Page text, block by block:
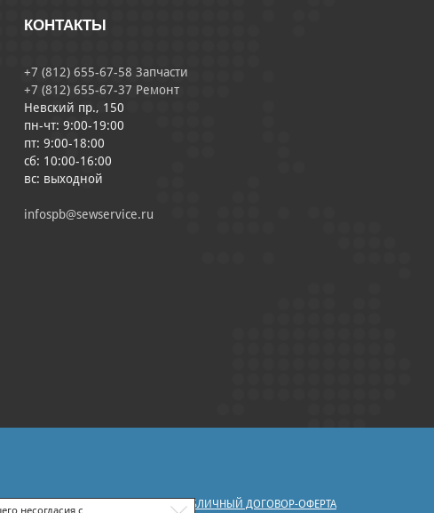
КОНТАКТЫ
+7 (812) 655-67-58 Запчасти
+7 (812) 655-67-37 Ремонт
Невский пр., 150
пн-чт: 9:00-19:00
пт: 9:00-18:00
сб: 10:00-16:00
вс: выходной
infospb@sewservice.ru
ПЕРСОНАЛЬНЫХ ДАННЫХ | ПУБЛИЧНЫЙ ДОГОВОР-ОФЕРТА
несогласия с